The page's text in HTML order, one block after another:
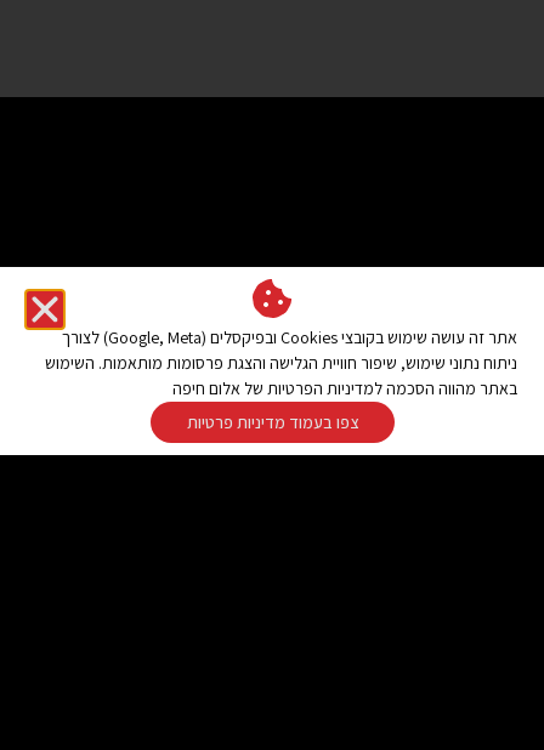
אתר זה עושה שימוש בקובצי Cookies ובפיקסלים (Google, Meta) לצורך
ניתוח נתוני שימוש, שיפור חוויית הגלישה והצגת פרסומות מותאמות. השימוש
באתר מהווה הסכמה למדיניות הפרטיות של אלום חיפה
צפו בעמוד מדיניות פרטיות